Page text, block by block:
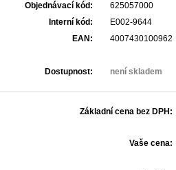
Objednávací kód:
625057000
Interní kód:
E002-9644
EAN:
4007430100962
Dostupnost: není skladem
Základní cena bez DPH:
Vaše cena: